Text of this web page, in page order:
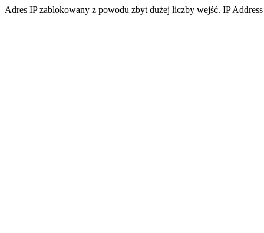
Adres IP zablokowany z powodu zbyt dużej liczby wejść. IP